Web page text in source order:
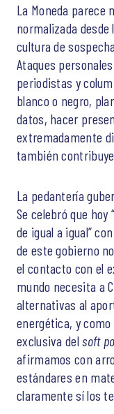
La Moneda parece
normalizada
cultura de
Ataques
periodistas y
blanco o negro,
datos, hacer
extremadamente
también
La pedantería
Se celebró que
de igual a igual”
de este gobierno
el contacto con el
mundo necesita a
alternativas al
energética, y
exclusiva delsoft
afirmamos con
estándares en
claramente sí los